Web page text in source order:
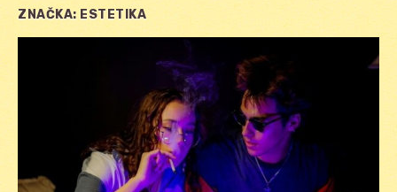
ZNAČKA: ESTETIKA